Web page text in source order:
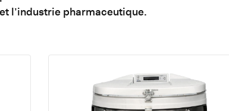
l’industrie pharmaceutique.